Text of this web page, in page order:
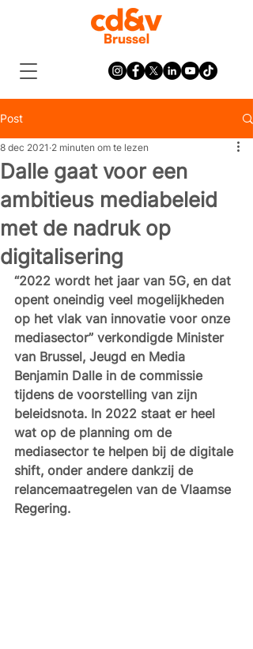
Post
Dalle gaat voor een
ambitieus mediabeleid
met de nadruk op
digitalisering
8 dec 2021 2 minuten om te lezen
“2022 wordt het jaar van 5G, en dat
opent oneindig veel mogelijkheden
op het vlak van innovatie voor onze
mediasector” verkondigde Minister
van Brussel, Jeugd en Media
Benjamin Dalle in de commissie
tijdens de voorstelling van zijn
beleidsnota. In 2022 staat er heel
wat op de planning om de
mediasector te helpen bij de digitale
shift, onder andere dankzij de
relancemaatregelen van de Vlaamse
Regering.